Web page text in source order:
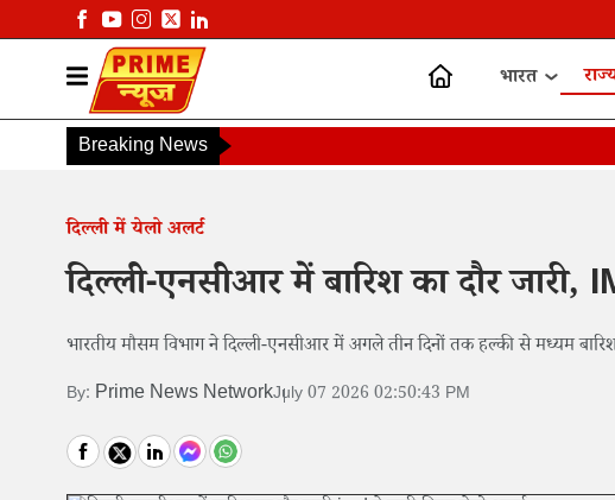
भारत
Breaking News
दिल्ली में येलो अलर्ट
दिल्ली-एनसीआर में बारिश का दौर जारी,
भारतीय मौसम विभाग ने दिल्ली-एनसीआर में अगले तीन दिनों तक हल्की से मध्यम
By: Prime News NetworkJuly 07 2026 02:50:43 PM